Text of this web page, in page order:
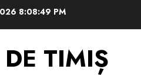
8:08:50 PM
TIMIȘ